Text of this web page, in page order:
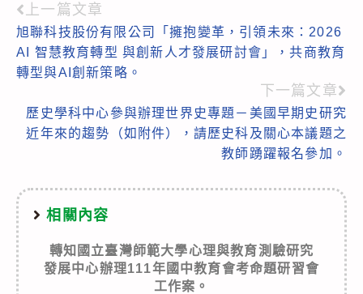
Read
more
articles
上一篇文章
旭聯科技股份有限公司「擁抱變革，引領未來：2026
AI 智慧教育轉型 與創新人才發展研討會」，共商教育
轉型與AI創新策略。
下一篇文章
歷史學科中心參與辦理世界史專題－美國早期史研究
近年來的趨勢（如附件），請歷史科及關心本議題之
教師踴躍報名參加。
相關內容
轉知國立臺灣師範大學心理與教育測驗研究
發展中心辦理111年國中教育會考命題研習會
工作案。